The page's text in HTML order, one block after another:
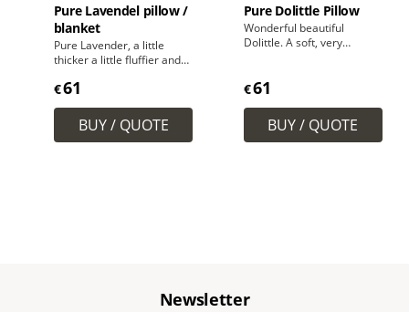
Pure Lavendel pillow /
blanket
Pure Lavender, a little
thicker a little fluffier and
Inner pillow 50x60 cm and
€61
Pure Dolittle Pillow
Wonderful beautiful
Dolittle. A soft, very
equally wonderful quilted
€61
Newsletter